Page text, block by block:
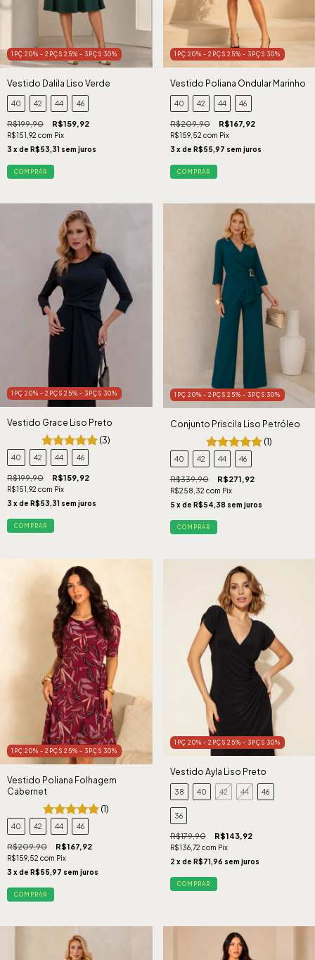
1PÇ 20% - 2PÇS 25% - 3PÇS 30%
Vestido Dalila Liso Verde
40 42 44 46
R$199,90 R$159,92
R$151,92 com Pix
3 x de R$53,31 sem juros
COMPRAR
1PÇ 20% - 2PÇS 25% - 3PÇS 30%
Vestido Poliana Ondular Marinho
40 42 44 46
R$209,90 R$167,92
R$159,52 com Pix
3 x de R$55,97 sem juros
COMPRAR
1PÇ 20% - 2PÇS 25% - 3PÇS 30%
Vestido Grace Liso Preto
(3)
40 42 44 46
R$199,90 R$159,92
R$151,92 com Pix
3 x de R$53,31 sem juros
COMPRAR
1PÇ 20% - 2PÇS 25% - 3PÇS 30%
Conjunto Priscila Liso Petróleo
(1)
40 42 44 46
R$339,90 R$271,92
R$258,32 com Pix
5 x de R$54,38 sem juros
COMPRAR
1PÇ 20% - 2PÇS 25% - 3PÇS 30%
Vestido Poliana Folhagem
Cabernet
(1)
40 42 44 46
R$209,90 R$167,92
R$159,52 com Pix
3 x de R$55,97 sem juros
COMPRAR
1PÇ 20% - 2PÇS 25% - 3PÇS 30%
Vestido Ayla Liso Preto
38 40 42 44 46
36
R$179,90 R$143,92
R$136,72 com Pix
2 x de R$71,96 sem juros
COMPRAR